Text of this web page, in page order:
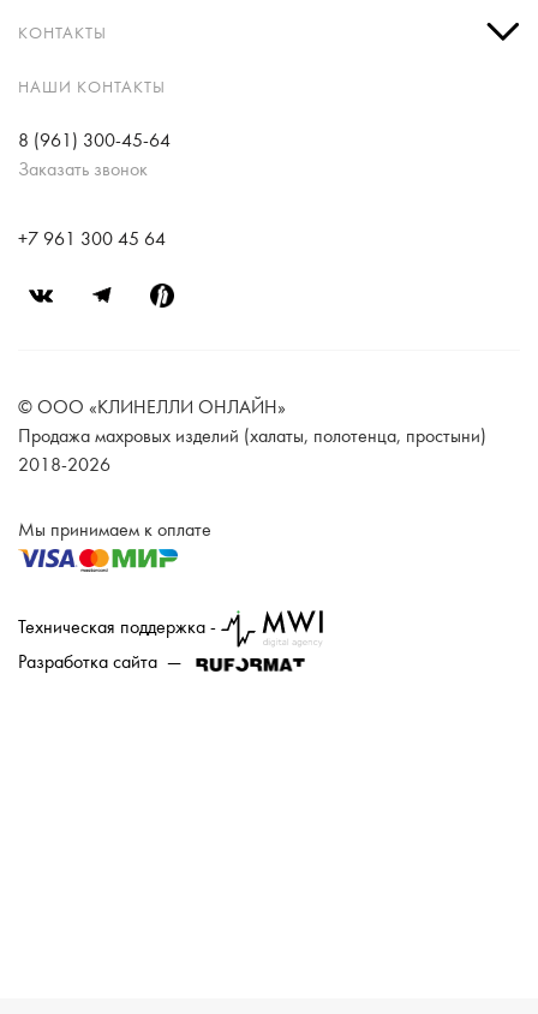
КОНТАКТЫ
НАШИ КОНТАКТЫ
8 (961) 300-45-64
Заказать звонок
+7 961 300 45 64
© ООО «КЛИНЕЛЛИ ОНЛАЙН»
Продажа махровых изделий (халаты, полотенца, простыни)
2018-2026
Мы принимаем к оплате
Техническая поддержка -
Разработка сайта —